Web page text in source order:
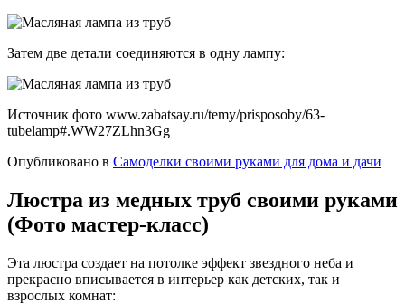
Затем две детали соединяются в одну лампу:
Источник фото www.zabatsay.ru/temy/prisposoby/63-
tubelamp#.WW27ZLhn3Gg
Опубликовано в Самоделки своими руками для дома и дачи
Люстра из медных труб своими руками
(Фото мастер-класс)
Эта люстра создает на потолке эффект звездного неба и
прекрасно вписывается в интерьер как детских, так и
взрослых комнат: